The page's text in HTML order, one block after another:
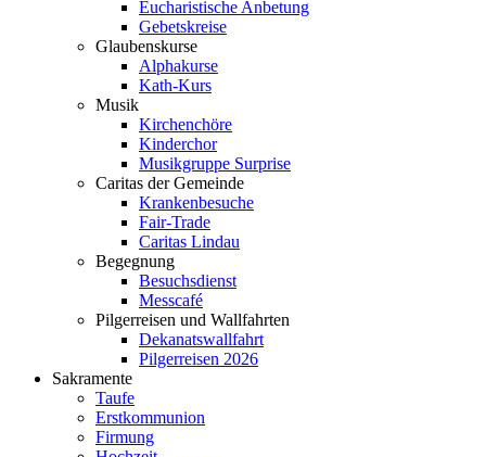
Eucharistische Anbetung
Gebetskreise
Glaubenskurse
Alphakurse
Kath-Kurs
Musik
Kirchenchöre
Kinderchor
Musikgruppe Surprise
Caritas der Gemeinde
Krankenbesuche
Fair-Trade
Caritas Lindau
Begegnung
Besuchsdienst
Messcafé
Pilgerreisen und Wallfahrten
Dekanatswallfahrt
Pilgerreisen 2026
Sakramente
Taufe
Erstkommunion
Firmung